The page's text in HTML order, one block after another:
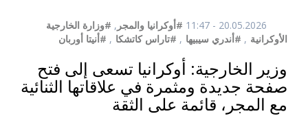
20.05.2026 - 11:47 #أوكرانيا والمجر , #وزارة الخارجية
الأوكرانية , #أندري سيبيها , #تاراس كاتشكا , #أنيتا أوربان
وزير الخارجية: أوكرانيا تسعى إلى فتح
صفحة جديدة ومثمرة في علاقاتها الثنائية
مع المجر، قائمة على الثقة